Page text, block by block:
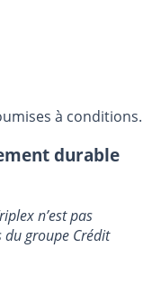
à conditions.
durable
n’est pas
groupe Crédit